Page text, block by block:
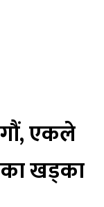
एकले
खड्का